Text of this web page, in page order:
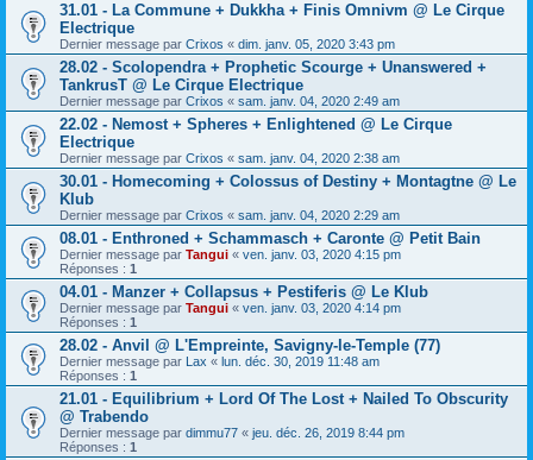
31.01 - La Commune + Dukkha + Finis Omnivm @ Le Cirque
Electrique
Dernier message par Crixos « dim. janv. 05, 2020 3:43 pm
28.02 - Scolopendra + Prophetic Scourge + Unanswered +
TankrusT @ Le Cirque Electrique
Dernier message par Crixos « sam. janv. 04, 2020 2:49 am
22.02 - Nemost + Spheres + Enlightened @ Le Cirque
Electrique
Dernier message par Crixos « sam. janv. 04, 2020 2:38 am
30.01 - Homecoming + Colossus of Destiny + Montagtne @ Le
Klub
Dernier message par Crixos « sam. janv. 04, 2020 2:29 am
08.01 - Enthroned + Schammasch + Caronte @ Petit Bain
Dernier message par Tangui « ven. janv. 03, 2020 4:15 pm
Réponses : 1
04.01 - Manzer + Collapsus + Pestiferis @ Le Klub
Dernier message par Tangui « ven. janv. 03, 2020 4:14 pm
Réponses : 1
28.02 - Anvil @ L'Empreinte, Savigny-le-Temple (77)
Dernier message par Lax « lun. déc. 30, 2019 11:48 am
Réponses : 1
21.01 - Equilibrium + Lord Of The Lost + Nailed To Obscurity
@ Trabendo
Dernier message par dimmu77 « jeu. déc. 26, 2019 8:44 pm
Réponses : 1